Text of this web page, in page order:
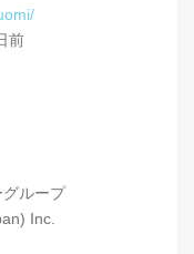
前
ループ
Inc.